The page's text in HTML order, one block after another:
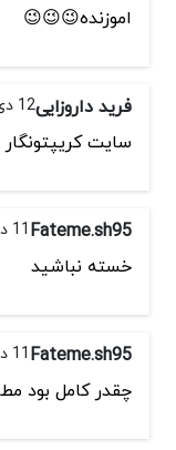
اموزنده😉😉😉
فرید داروزایی12 دی 1402 - 19:48
سایت
Fateme.sh9511 دی 1402 - 11:26
خسته نباشید
Fateme.sh9511 دی 1402 - 11:25
چقدر کامل بود